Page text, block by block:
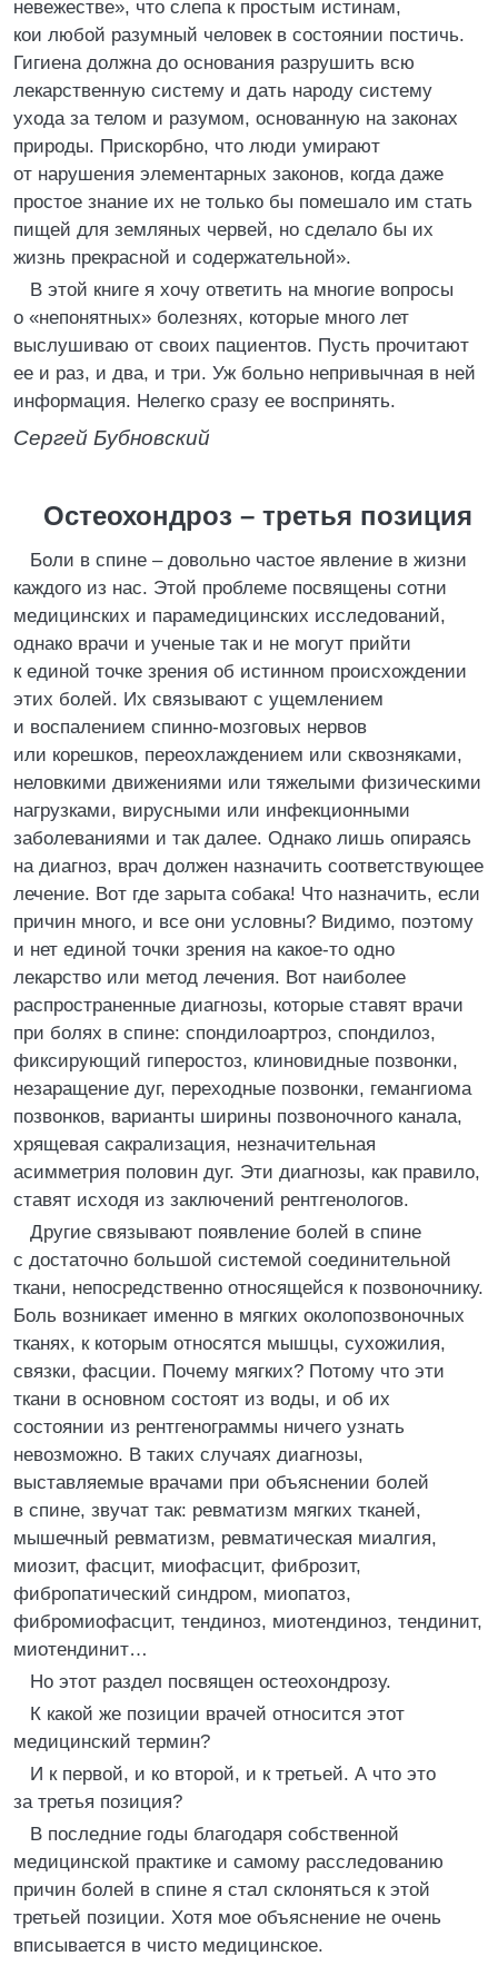
невежестве», что слепа к простым истинам,
кои любой разумный человек в состоянии постичь.
Гигиена должна до основания разрушить всю
лекарственную систему и дать народу систему
ухода за телом и разумом, основанную на законах
природы. Прискорбно, что люди умирают
от нарушения элементарных законов, когда даже
простое знание их не только бы помешало им стать
пищей для земляных червей, но сделало бы их
жизнь прекрасной и содержательной».
В этой книге я хочу ответить на многие вопросы
о «непонятных» болезнях, которые много лет
выслушиваю от своих пациентов. Пусть прочитают
ее и раз, и два, и три. Уж больно непривычная в ней
информация. Нелегко сразу ее воспринять.
Сергей Бубновский
Остеохондроз – третья позиция
Боли в спине – довольно частое явление в жизни
каждого из нас. Этой проблеме посвящены сотни
медицинских и парамедицинских исследований,
однако врачи и ученые так и не могут прийти
к единой точке зрения об истинном происхождении
этих болей. Их связывают с ущемлением
и воспалением спинно-мозговых нервов
или корешков, переохлаждением или сквозняками,
неловкими движениями или тяжелыми физическими
нагрузками, вирусными или инфекционными
заболеваниями и так далее. Однако лишь опираясь
на диагноз, врач должен назначить соответствующее
лечение. Вот где зарыта собака! Что назначить, если
причин много, и все они условны? Видимо, поэтому
и нет единой точки зрения на какое-то одно
лекарство или метод лечения. Вот наиболее
распространенные диагнозы, которые ставят врачи
при болях в спине: спондилоартроз, спондилоз,
фиксирующий гиперостоз, клиновидные позвонки,
незаращение дуг, переходные позвонки, гемангиома
позвонков, варианты ширины позвоночного канала,
хрящевая сакрализация, незначительная
асимметрия половин дуг. Эти диагнозы, как правило,
ставят исходя из заключений рентгенологов.
Другие связывают появление болей в спине
с достаточно большой системой соединительной
ткани, непосредственно относящейся к позвоночнику.
Боль возникает именно в мягких околопозвоночных
тканях, к которым относятся мышцы, сухожилия,
связки, фасции. Почему мягких? Потому что эти
ткани в основном состоят из воды, и об их
состоянии из рентгенограммы ничего узнать
невозможно. В таких случаях диагнозы,
выставляемые врачами при объяснении болей
в спине, звучат так: ревматизм мягких тканей,
мышечный ревматизм, ревматическая миалгия,
миозит, фасцит, миофасцит, фиброзит,
фибропатический синдром, миопатоз,
фибромиофасцит, тендиноз, миотендиноз, тендинит,
миотендинит…
Но этот раздел посвящен остеохондрозу.
К какой же позиции врачей относится этот
медицинский термин?
И к первой, и ко второй, и к третьей. А что это
за третья позиция?
В последние годы благодаря собственной
медицинской практике и самому расследованию
причин болей в спине я стал склоняться к этой
третьей позиции. Хотя мое объяснение не очень
вписывается в чисто медицинское.